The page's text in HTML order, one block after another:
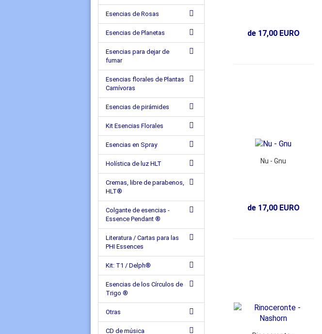
de 17,00 EURO
Nu - Gnu
de 17,00 EURO
Esencias de Rosas
Esencias de Planetas
Esencias para dejar de
fumar
Esencias florales de Plantas
Carnívoras
Esencias de pirámides
Kit Esencias Florales
Esencias en Spray
Holística de luz HLT
Cremas, libre de parabenos,
HLT®
Colgante de esencias -
Essence Pendant ®
Literatura / Cartas para las
PHI Essences
Kit: T1 / Delph®
Esencias de los Círculos de
Trigo ®
Otras
CD de música